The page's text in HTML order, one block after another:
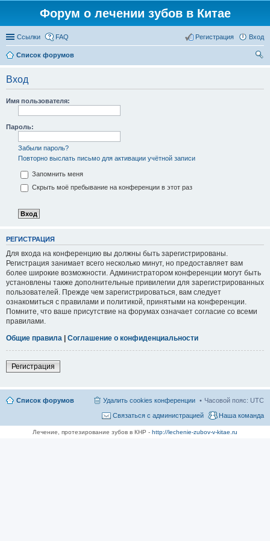
Форум о лечении зубов в Китае
Ссылки FAQ Вход
Регистрация
Список форумов
Вход
Имя пользователя:
Пароль:
Забыли пароль?
Повторно выслать письмо для активации учётной записи
Запомнить меня
Скрыть моё пребывание на конференции в этот раз
РЕГИСТРАЦИЯ
Для входа на конференцию вы должны быть зарегистрированы.
Регистрация занимает всего несколько минут, но предоставляет вам
более широкие возможности. Администратором конференции могут быть
установлены также дополнительные привилегии для зарегистрированных
пользователей. Прежде чем зарегистрироваться, вам следует
ознакомиться с правилами и политикой, принятыми на конференции.
Помните, что ваше присутствие на форумах означает согласие со всеми
правилами.
Общие правила | Соглашение о конфиденциальности
Регистрация
Список форумов Часовой пояс: UTC
Удалить cookies конференции
Наша команда
Связаться с администрацией
Лечение, протезирование зубов в КНР - http://lechenie-zubov-v-kitae.ru